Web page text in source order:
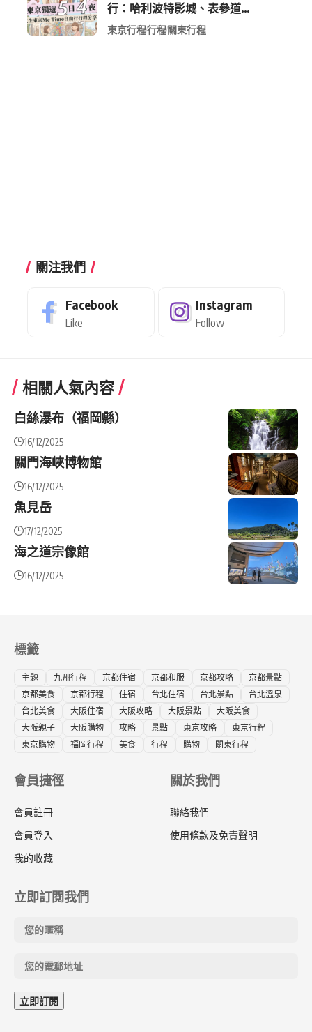
行：哈利波特影城、表參道
Shopping 與下北澤尋寶5日4夜慢活
東京行程行程關東行程
關注我們
Facebook
Like
Instagram
Follow
相關人氣內容
白絲瀑布（福岡縣）
16/12/2025
關門海峽博物館
16/12/2025
魚見岳
17/12/2025
海之道宗像館
16/12/2025
標籤
主題 九州行程 京都住宿 京都和服 京都攻略
京都景點
京都美食
京都行程 住宿 台北住宿 台北景點
台北溫泉
台北美食
大阪住宿 大阪攻略 大阪景點
大阪美食
大阪親子
大阪購物 攻略 景點 東京攻略
東京行程
東京購物
福岡行程 美食 行程 購物 關東行程
會員捷徑
會員註冊
會員登入
我的收藏
關於我們
聯絡我們
使用條款及免責聲明
立即訂閱我們